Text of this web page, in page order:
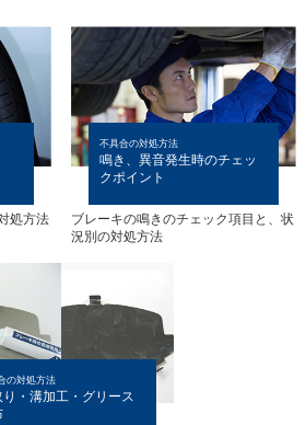
処方法
不具合の対処方法
鳴き、異音発生時のチェッ
クポイント
ブレーキの鳴きのチェック項目と、 状
況別の対処方法
の対処方法
・溝加工・ グリース